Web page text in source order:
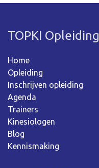
TOPKI Opleiding
Home
Opleiding
Inschrijven opleiding
Agenda
Trainers
Kinesiologen
Blog
Kennismaking